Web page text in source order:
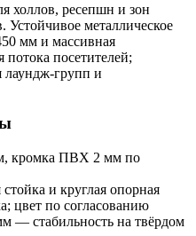
холлов, ресепшн и зон
металлическое
мм и массивная
посетителей;
лаундж‑групп и
кромка ПВХ 2 мм по
и круглая опорная
цвет по согласованию
— стабильность на твёрдом